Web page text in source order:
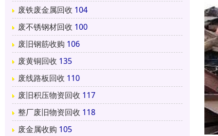
废铁废金属回收 104
废不锈钢材回收 100
废旧钢筋收购 106
废黄铜回收 135
废线路板回收 110
废旧积压物资回收 117
整厂废旧物资回收 118
废金属收购 105